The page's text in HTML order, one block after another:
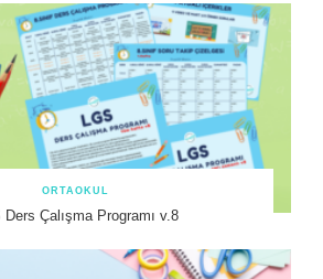
ORTAOKUL
Ders Çalışma Programı v.8